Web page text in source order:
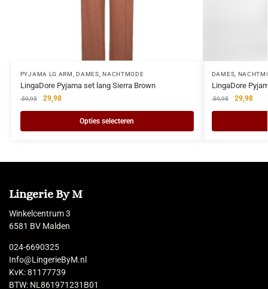
PYJAMA LG ARM ,DAMES ,NACHTMODE
LingaDore Pyjama set lang Sierra Brown
59,95 29,98
Opties selecteren
DAMES
LingaDore
59,95 29,98
Lingerie By M
Winkelcentrum 3
6581 BV Malden
024-6690325
Info@LingerieByM.nl
KvK: 81177739
BTW: NL861971231B01